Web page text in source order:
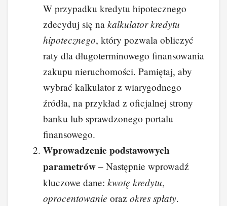
W przypadku kredytu hipotecznego
zdecyduj się na kalkulator kredytu
hipotecznego, który pozwala obliczyć
raty dla długoterminowego finansowania
zakupu nieruchomości. Pamiętaj, aby
wybrać kalkulator z wiarygodnego
źródła, na przykład z oficjalnej strony
banku lub sprawdzonego portalu
finansowego.
Wprowadzenie podstawowych
parametrów – Następnie wprowadź
kluczowe dane: kwotę kredytu,
oprocentowanie oraz okres spłaty.